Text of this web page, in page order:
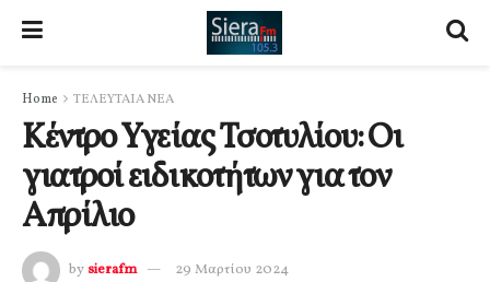
Home ΤΕΛΕΥΤΑΙΑ ΝΕΑ
Κέντρο Υγείας Τσοτυλίου: Οι
γιατροί ειδικοτήτων για τον
Απρίλιο
by sierafm 29 Μαρτίου 2024